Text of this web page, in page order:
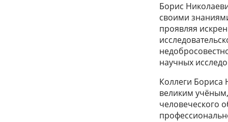
Борис
своими
проявляя
научных
Коллеги Бориса
великим
человеческого